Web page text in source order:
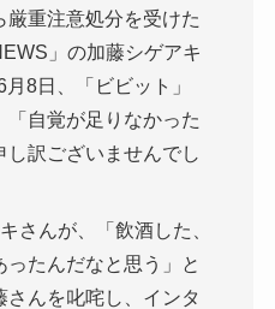
厳重注意処分を受けた
」の加藤シゲアキ
8日、「ビビット」
「自覚が足りなかった
し訳ございませんでし
さんが、「飲酒した、
ったんだなと思う」と
んを叱咤し、インタ